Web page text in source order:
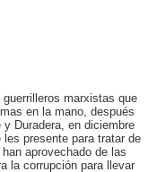
marxistas que
en la mano, después
Duradera, en diciembre
presente para tratar de
aprovechado de las
la corrupción para llevar